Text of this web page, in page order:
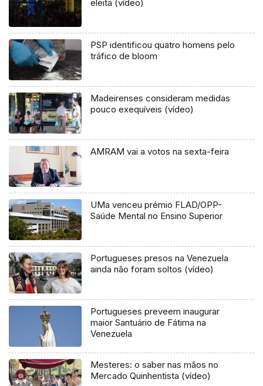
eleita (vídeo)
PSP identificou quatro homens pelo
tráfico de bloom
Madeirenses consideram medidas
pouco exequíveis (vídeo)
AMRAM vai a votos na sexta-feira
UMa venceu prémio FLAD/OPP-
Saúde Mental no Ensino Superior
Portugueses presos na Venezuela
ainda não foram soltos (vídeo)
Portugueses preveem inaugurar
maior Santuário de Fátima na
Venezuela
Mesteres: o saber nas mãos no
Mercado Quinhentista (vídeo)